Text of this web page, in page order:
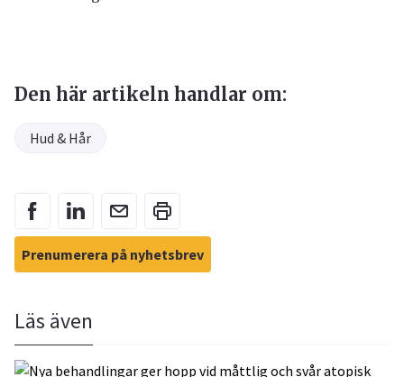
Den här artikeln handlar om:
Hud & Hår
Prenumerera på nyhetsbrev
Läs även